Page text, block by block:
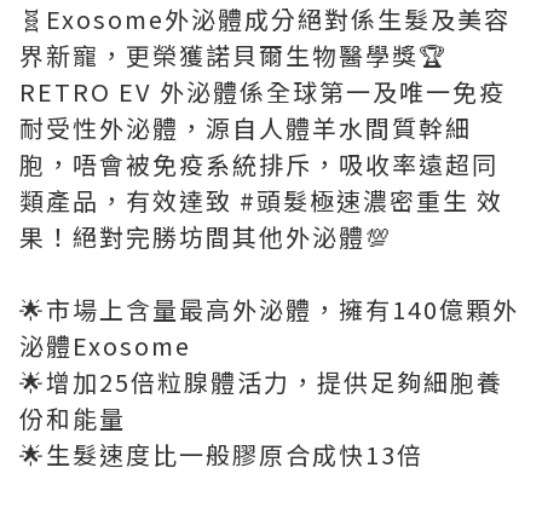
🧬Exosome外泌體成分絕對係生髮及美容
界新寵，更榮獲諾貝爾生物醫學獎🏆
RETRO EV 外泌體係全球第一及唯一免疫
耐受性外泌體，源自人體羊水間質幹細
胞，唔會被免疫系統排斥，吸收率遠超同
類產品，有效達致 #頭髮極速濃密重生 效
果！絕對完勝坊間其他外泌體💯
🌟市場上含量最高外泌體，擁有140億顆外
泌體Exosome
🌟增加25倍粒腺體活力，提供足夠細胞養
份和能量
🌟生髮速度比一般膠原合成快13倍